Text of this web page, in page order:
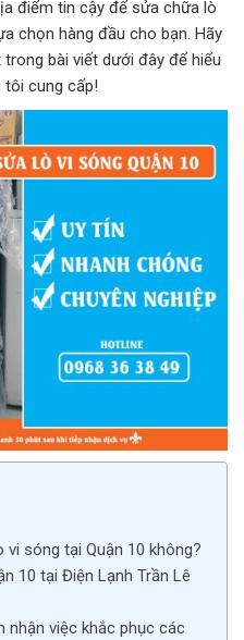
điểm tin cậy để sửa chữa lò
chọn hàng đầu cho bạn. Hãy
bài viết dưới đây để hiểu
tôi cung cấp!
sóng tại Quận 10 không?
10 tại Điện Lạnh Trần Lê
nhận việc khắc phục các